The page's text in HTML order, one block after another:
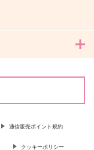
通信販売ポイント規約
クッキーポリシー